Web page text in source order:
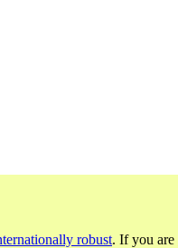
robust. If you are